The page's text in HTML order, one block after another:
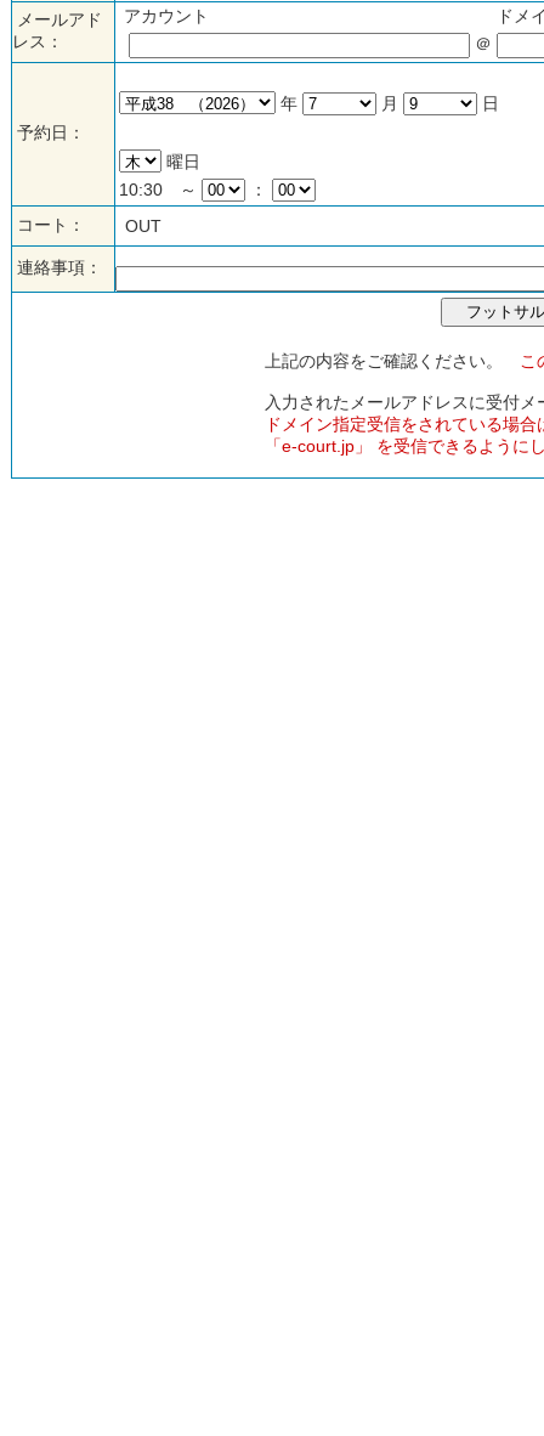
メールアド
レス：
アカウント
ドメ
＠
予約日：
年 月 日
曜日
10:30 ～
：
コート：
OUT
連絡事項：
上記の内容をご確認ください。 こ
入力されたメールアドレスに受付
ドメイン指定受信をされている場合
「e-court.jp」 を受信できるように